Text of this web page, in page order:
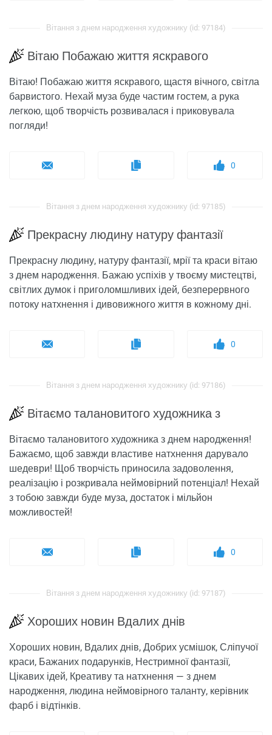
Вітання з днем ​​народження художнику (id: 97184)
Вітаю Побажаю життя яскравого
Вітаю! Побажаю життя яскравого, щастя вічного, світла
барвистого. Нехай муза буде частим гостем, а рука
легкою, щоб творчість розвивалася і приковувала
погляди!
0
Вітання з днем ​​народження художнику (id: 97185)
Прекрасну людину натуру фантазії
Прекрасну людину, натуру фантазії, мрії та краси вітаю
з днем ​​народження. Бажаю успіхів у твоєму мистецтві,
світлих думок і приголомшливих ідей, безперервного
потоку натхнення і дивовижного життя в кожному дні.
0
Вітання з днем ​​народження художнику (id: 97186)
Вітаємо талановитого художника з
Вітаємо талановитого художника з днем ​​народження!
Бажаємо, щоб завжди властиве натхнення дарувало
шедеври! Щоб творчість приносила задоволення,
реалізацію і розкривала неймовірний потенціал! Нехай
з тобою завжди буде муза, достаток і мільйон
можливостей!
0
Вітання з днем ​​народження художнику (id: 97187)
Хороших новин Вдалих днів
Хороших новин, Вдалих днів, Добрих усмішок, Сліпучої
краси, Бажаних подарунків, Нестримної фантазії,
Цікавих ідей, Креативу та натхнення — з днем ​​
народження, людина неймовірного таланту, керівник
фарб і відтінків.